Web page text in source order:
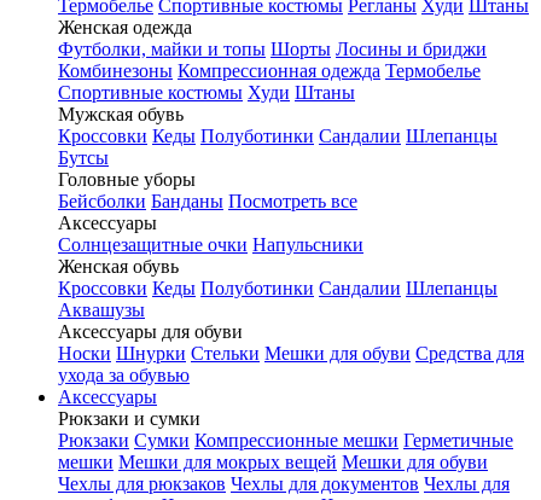
Термобелье Спортивные костюмы Регланы Худи Штаны
Женская одежда
Футболки, майки и топы Шорты Лосины и бриджи
Комбинезоны Компрессионная одежда Термобелье
Спортивные костюмы Худи Штаны
Мужская обувь
Кроссовки Кеды Полуботинки Сандалии Шлепанцы
Бутсы
Головные уборы
Бейсболки Банданы Посмотреть все
Аксессуары
Солнцезащитные очки Напульсники
Женская обувь
Кроссовки Кеды Полуботинки Сандалии Шлепанцы
Аквашузы
Аксессуары для обуви
Носки Шнурки Стельки Мешки для обуви Средства для
ухода за обувью
Аксессуары
Рюкзаки и сумки
Рюкзаки Сумки Компрессионные мешки Герметичные
мешки Мешки для мокрых вещей Мешки для обуви
Чехлы для рюкзаков Чехлы для документов Чехлы для